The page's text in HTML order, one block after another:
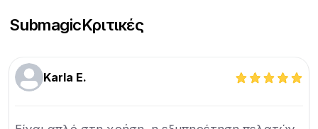
SubmagicΚριτικές
Karla E.